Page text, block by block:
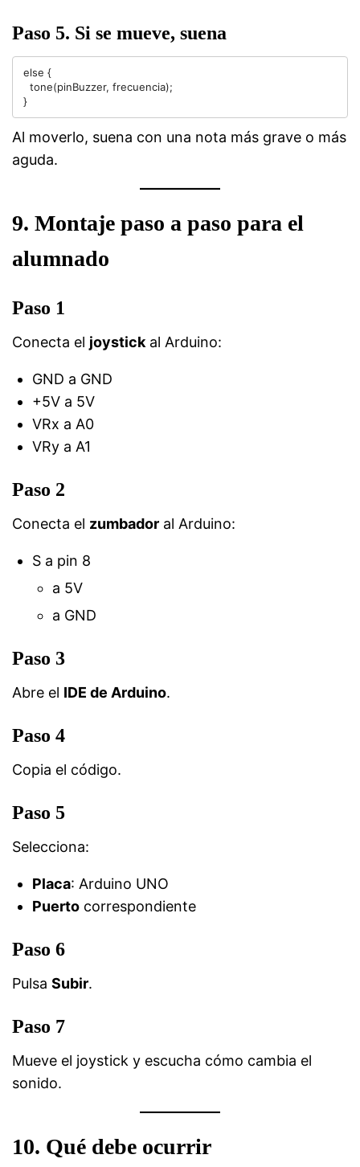
Paso 5. Si se mueve, suena
else {
Al moverlo, suena con una nota más grave o más
aguda.
9. Montaje paso a paso para el
alumnado
Paso 1
Conecta el joystick al Arduino:
GND a GND
+5V a 5V
VRx a A0
VRy a A1
Paso 2
Conecta el zumbador al Arduino:
S a pin 8
a 5V
a GND
Paso 3
Abre el IDE de Arduino.
Paso 4
Copia el código.
Paso 5
Selecciona:
Placa: Arduino UNO
Puerto correspondiente
Paso 6
Pulsa Subir.
Paso 7
Mueve el joystick y escucha cómo cambia el
sonido.
10. Qué debe ocurrir